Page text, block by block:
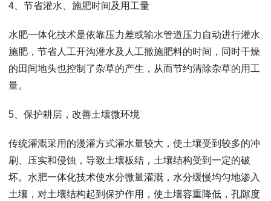
4、节省灌水、施肥时间及用工量
水肥一体化技术是依靠压力差或输水管道压力自动进行灌水
施肥，节省人工开沟灌水及人工撒施肥料的时间，同时干燥
的田间地头也控制了杂草的产生，从而节约清除杂草的用工
量。
5、保护耕层，改善土壤微环境
传统灌溉采用的漫灌方式灌水量较大，使土壤受到较多的冲
刷、压实和侵蚀，导致土壤板结，土壤结构受到一定的破
坏。水肥一体化技术使水分微量灌溉，水分缓慢均匀地渗入
土壤，对土壤结构起到保护作用，使土壤容重降低，孔隙度